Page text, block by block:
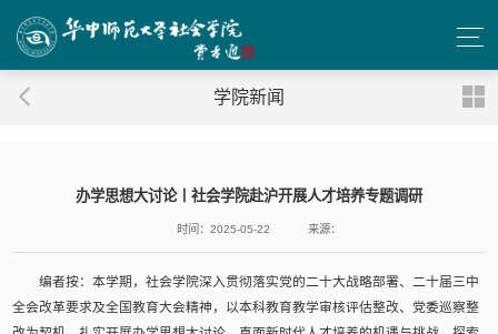
学院新闻
办学思想大讨论丨社会学院赴沪开展人才培养专题调研
时间：2025-05-22 来源：
编者按： 本学期，社会学院深入贯彻落实党的二十大战略部署、二十届三中
全会改革要求及全国教育大会精神，以本科教育教学审核评估整改、党委巡察整